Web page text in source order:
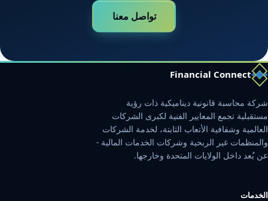
تواصل معنا
Financial Connect
شركة محاسبة قانونية ديناميكية ذات رؤية
مستقبلية تجمع المعايير الفنية لكبرى الشركات
العالمية وشفافية الأتعاب الثابتة، لخدمة الشركات
والمنظمات غير الربحية وشركات الخدمات المالية -
عن بُعد داخل الولايات المتحدة وخارجها.
الخدمات